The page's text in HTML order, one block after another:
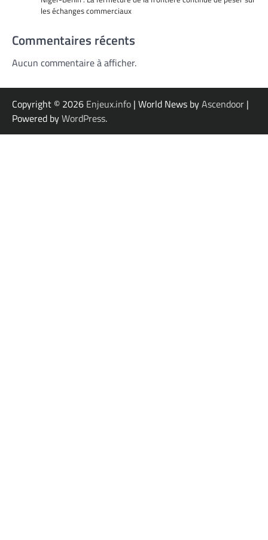
les échanges commerciaux
Commentaires récents
Aucun commentaire à afficher.
Copyright © 2026 Enjeux.info | World News byAscendoor |
Powered byWordPress.